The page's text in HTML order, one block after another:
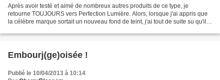
Après avoir testé et aimé de nombreux autres produits de ce type, je
retourne TOUJOURS vers Perfection Lumière. Alors, lorsque j'ai appris que
la célèbre marque sortait un nouveau fond de teint, j'ai tout de suite su qu'il
Embourj(ge)oisée !
Publié le 10/04/2013 à 10:14